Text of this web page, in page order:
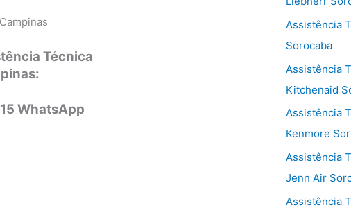
Técnica
WhatsApp
Assistência
Sorocaba
Assistência
Kitchenaid
Assistência
Kenmore
Assistência
Jenn Air
Assistência